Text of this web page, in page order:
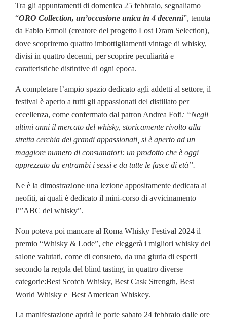
Tra gli appuntamenti di domenica 25 febbraio, segnaliamo
“ORO Collection, un’occasione unica in 4 decenni”, tenuta
da Fabio Ermoli (creatore del progetto Lost Dram Selection),
dove scopriremo quattro imbottigliamenti vintage di whisky,
divisi in quattro decenni, per scoprire peculiarità e
caratteristiche distintive di ogni epoca.
A completare l’ampio spazio dedicato agli addetti al settore, il
festival è aperto a tutti gli appassionati del distillato per
eccellenza, come confermato dal patron Andrea Fofi: “Negli
ultimi anni il mercato del whisky, storicamente rivolto alla
stretta cerchia dei grandi appassionati, si è aperto ad un
maggiore numero di consumatori: un prodotto che è oggi
apprezzato da entrambi i sessi e da tutte le fasce di età”.
Ne è la dimostrazione una lezione appositamente dedicata ai
neofiti, ai quali è dedicato il mini-corso di avvicinamento
l’”ABC del whisky”.
Non poteva poi mancare al Roma Whisky Festival 2024 il
premio “Whisky & Lode”, che eleggerà i migliori whisky del
salone valutati, come di consueto, da una giuria di esperti
secondo la regola del blind tasting, in quattro diverse
categorie:Best Scotch Whisky, Best Cask Strength, Best
World Whisky e Best American Whiskey.
La manifestazione aprirà le porte sabato 24 febbraio dalle ore